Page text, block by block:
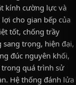
kính cường lực và
cho gian bếp của
tốt, chống trầy
sang trọng, hiện đại,
đúc nguyên khối,
trong quá trình sử
Hệ thống đánh lửa